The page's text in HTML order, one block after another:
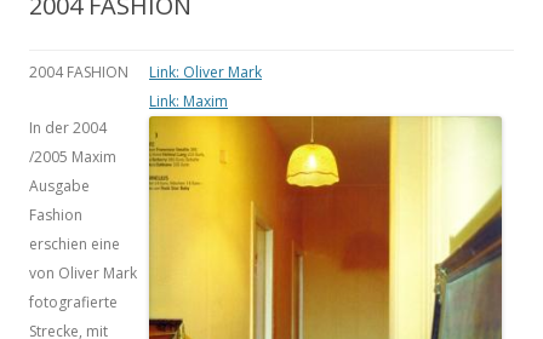
2004 FASHION
In der 2004
/2005 Maxim
Ausgabe
Fashion
erschien eine
von Oliver Mark
fotografierte
Strecke, mit
Link: Oliver Mark
Link: Maxim